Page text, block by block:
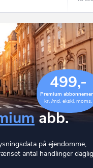
499,-
Premium
kr. /md. ekskl. moms.
abb.
på ejendomme,
antal handlinger